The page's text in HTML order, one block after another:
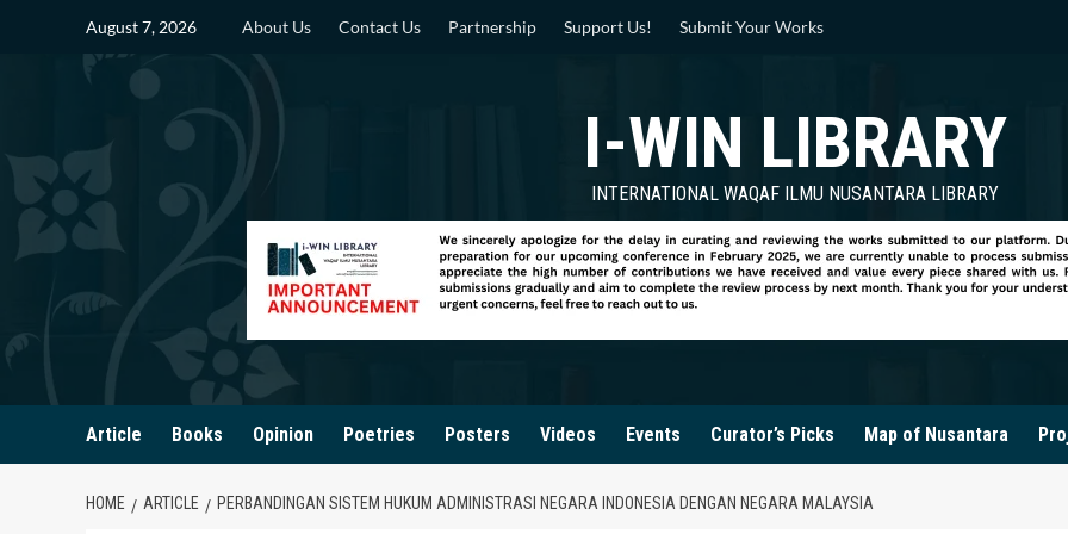
August 7, 2026 About Us Contact Us Partnership Support Us! Submit Your Works
I-WIN LIBRARY
INTERNATIONAL WAQAF ILMU NUSANTARA LIBRARY
Article Books Opinion Poetries Posters Videos Events Curator’s Picks Map of Nusantara
HOME ARTICLE PERBANDINGAN SISTEM HUKUM ADMINISTRASI NEGARA INDONESIA DENGAN NEGARA MALAYSIA